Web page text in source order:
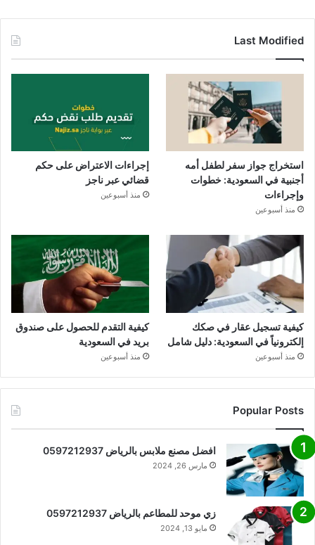
Last Modified
استخراج جواز سفر لطفل أمه
أجنبية في السعودية: خطوات
وإجراءات
منذ أسبوعين
إجراءات الاعتراض على حكم
قضائي عبر ناجز
منذ أسبوعين
كيفية تسجيل عقار في صكك
إلكترونياً في السعودية: دليل شامل
منذ أسبوعين
كيفية التقدم للحصول على صندوق
بريد في السعودية
منذ أسبوعين
Popular Posts
افضل مصنع ملابس بالرياض 0597212937
مارس 26, 2024
زي موحد للمطاعم بالرياض 0597212937
مايو 13, 2024